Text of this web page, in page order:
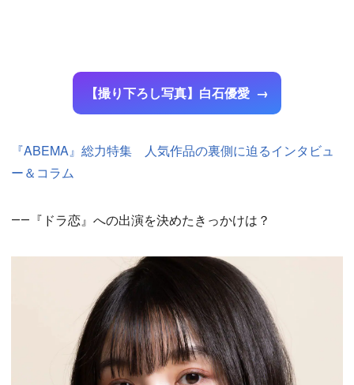
【撮り下ろし写真】白石優愛
『ABEMA』総力特集 人気作品の裏側に迫るインタビュ
ー＆コラム
――『ドラ恋』への出演を決めたきっかけは？